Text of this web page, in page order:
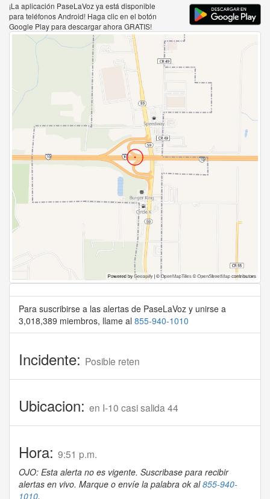
¡La aplicación PaseLaVoz ya está disponible
para teléfonos Android! Haga clic en el botón
Google Play para descargar ahora GRATIS!
Para suscribirse a las alertas de PaseLaVoz y unirse a
3,018,389 miembros, llame al 855-940-1010
Incidente: Posible reten
Ubicacion: en I-10 casi salida 44
Hora: 9:51 p.m.
OJO: Esta alerta no es vigente. Suscribase para recibir
alertas en vivo. Marque o envíe la palabra ok al855-940-
1010.